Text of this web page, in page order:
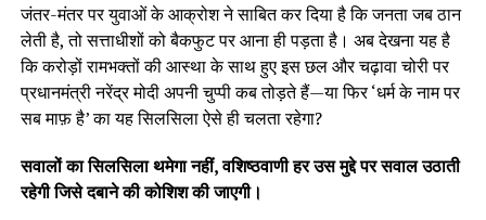
जंतर-मंतर पर युवाओं के आक्रोश ने साबित कर दिया है कि जनता जब ठान
लेती है, तो सत्ताधीशों को बैकफुट पर आना ही पड़ता है। अब देखना यह है
कि करोड़ों रामभक्तों की आस्था के साथ हुए इस छल और चढ़ावा चोरी पर
प्रधानमंत्री नरेंद्र मोदी अपनी चुप्पी कब तोड़ते हैं—या फिर ‘धर्म के नाम पर
सब माफ़ है’ का यह सिलसिला ऐसे ही चलता रहेगा?
सवालों का सिलसिला थमेगा नहीं, वशिष्ठवाणी हर उस मुद्दे पर सवाल उठाती
रहेगी जिसे दबाने की कोशिश की जाएगी।